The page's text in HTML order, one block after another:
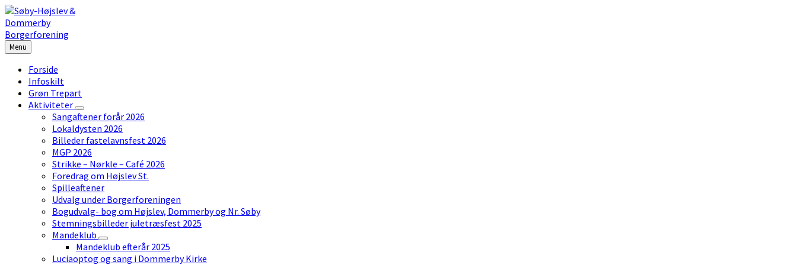
Skip
to
content
Skip
to
left
sidebar
Skip
to
footer
Menu
Forside
Infoskilt
Grøn Trepart
Aktiviteter
Sangaftener forår 2026
Lokaldysten 2026
Billeder fastelavnsfest 2026
MGP 2026
Strikke – Nørkle – Café 2026
Foredrag om Højslev St.
Spilleaftener
Udvalg under Borgerforeningen
Bogudvalg- bog om Højslev, Dommerby og Nr. Søby
Stemningsbilleder juletræsfest 2025
Mandeklub
Mandeklub efterår 2025
Luciaoptog og sang i Dommerby Kirke